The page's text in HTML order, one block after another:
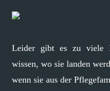
Leider gibt es zu viele
wissen, wo sie landen
wenn sie aus der